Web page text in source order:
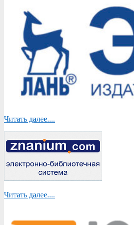
Читать далее....
Читать далее....